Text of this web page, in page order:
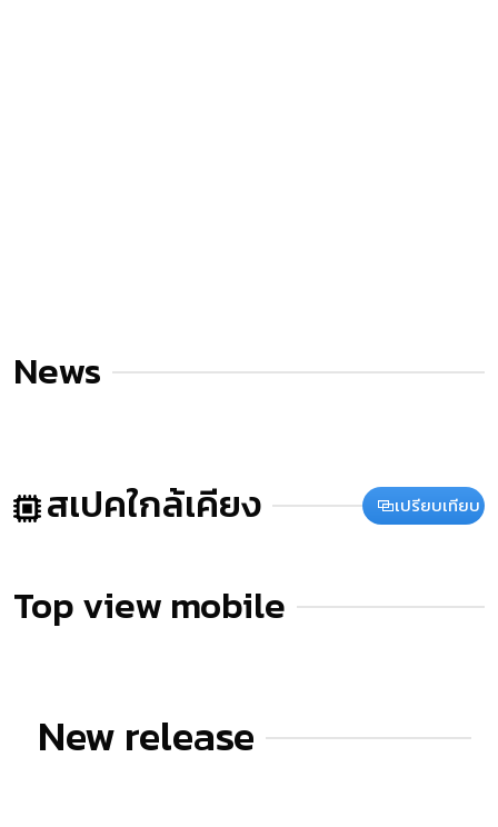
News
สเปคใกล้เคียง เปรียบเทียบ
Top view mobile
New release